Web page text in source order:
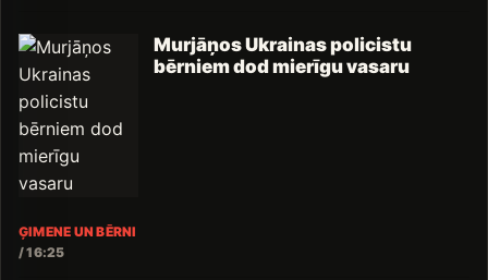
Murjāņos Ukrainas policistu
bērniem dod mierīgu vasaru
ĢIMENE UN BĒRNI
/16:25